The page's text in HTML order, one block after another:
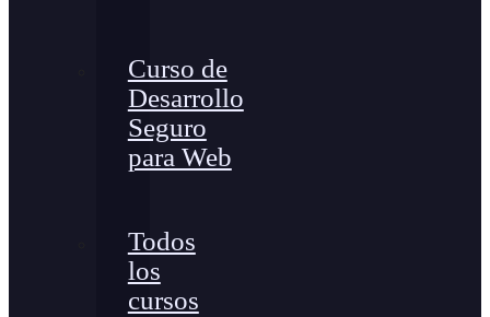
Curso de
Desarrollo
Seguro
para Web
Todos
los
cursos